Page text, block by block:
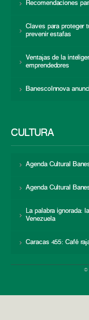
Recomendaciones
Claves para proteger
prevenir estafas
Ventajas de la
emprendedores
BanescoInnova
CULTURA
Agenda Cultural
Agenda Cultural
La palabra ignorada:
Venezuela
Caracas 455: Café
©